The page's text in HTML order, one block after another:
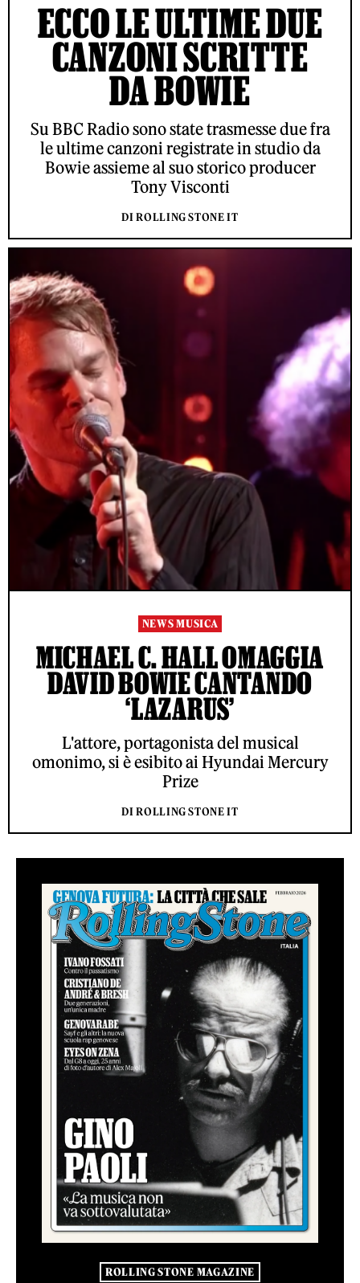
ECCO LE ULTIME DUE
CANZONI SCRITTE
DA BOWIE
Su BBC Radio sono state trasmesse due fra
le ultime canzoni registrate in studio da
Bowie assieme al suo storico producer
Tony Visconti
DI ROLLING STONE IT
NEWS MUSICA
MICHAEL C. HALL OMAGGIA
DAVID BOWIE CANTANDO
‘LAZARUS’
L'attore, portagonista del musical
omonimo, si è esibito ai Hyundai Mercury
Prize
DI ROLLING STONE IT
ROLLING STONE MAGAZINE